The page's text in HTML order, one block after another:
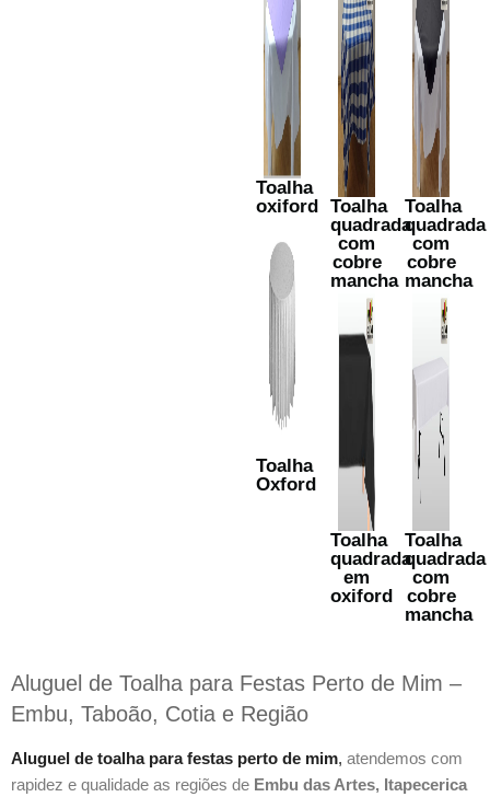
Toalha
oxiford
Toalha
Oxford
Toalha
quadrada
com
cobre
mancha
Toalha
quadrada
em
oxiford
Toalha
quadrada
com
cobre
mancha
Toalha
quadrada
com
cobre
mancha
Aluguel de Toalha para Festas Perto de Mim –
Embu, Taboão, Cotia e Região
Aluguel de toalha para festas perto de mim, atendemos com
rapidez e qualidade as regiões de Embu das Artes, Itapecerica